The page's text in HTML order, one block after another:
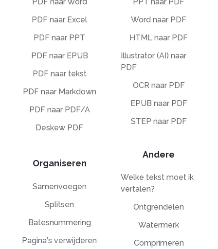
PDF naar Excel
PDF naar PPT
PDF naar EPUB
PDF naar tekst
PDF naar Markdown
PDF naar PDF/A
Deskew PDF
Organiseren
Samenvoegen
Splitsen
Batesnummering
Pagina's verwijderen
Word naar PDF
HTML naar PDF
Illustrator (AI) naar
PDF
OCR naar PDF
EPUB naar PDF
STEP naar PDF
Andere
Welke tekst moet ik
vertalen?
Ontgrendelen
Watermerk
Comprimeren